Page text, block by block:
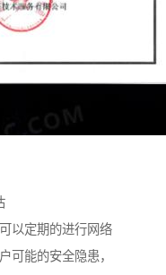
以定期的进行网络
可能的安全隐患，